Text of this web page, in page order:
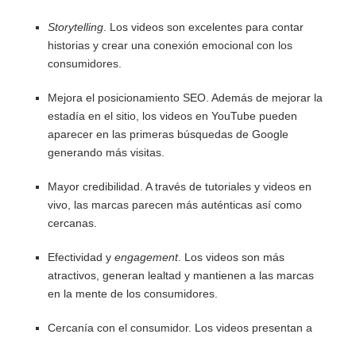
Storytelling . Los videos son excelentes para contar
historias y crear una conexión emocional con los
consumidores.
Mejora el posicionamiento SEO. Además de mejorar la
estadía en el sitio, los videos en YouTube pueden
aparecer en las primeras búsquedas de Google
generando más visitas.
Mayor credibilidad. A través de tutoriales y videos en
vivo, las marcas parecen más auténticas así como
cercanas.
Efectividad y engagement. Los videos son más
atractivos, generan lealtad y mantienen a las marcas
en la mente de los consumidores.
Cercanía con el consumidor. Los videos presentan a